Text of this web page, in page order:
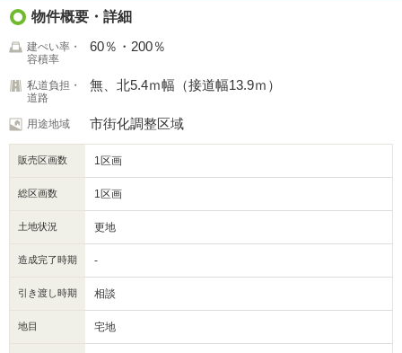
物件概要・詳細
建ぺい率・
容積率
60％・200％
私道負担・
道路
無、北5.4ｍ幅（接道幅13.9ｍ）
用途地域 市街化調整区域
販売区画数 1区画
総区画数 1区画
土地状況 更地
造成完了時期 -
引き渡し時期 相談
地目 宅地